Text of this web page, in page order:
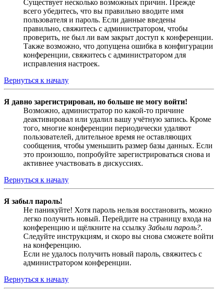
Существует несколько возможных причин. Прежде
всего убедитесь, что вы правильно вводите имя
пользователя и пароль. Если данные введены
правильно, свяжитесь с администратором, чтобы
проверить, не был ли вам закрыт доступ к конференции.
Также возможно, что допущена ошибка в конфигурации
конференции, свяжитесь с администратором для
исправления настроек.
Вернуться к началу
Я давно зарегистрирован, но больше не могу войти!
Возможно, администратор по какой-то причине
деактивировал или удалил вашу учётную запись. Кроме
того, многие конференции периодически удаляют
пользователей, длительное время не оставляющих
сообщения, чтобы уменьшить размер базы данных. Если
это произошло, попробуйте зарегистрироваться снова и
активнее участвовать в дискуссиях.
Вернуться к началу
Я забыл пароль!
Не паникуйте! Хотя пароль нельзя восстановить, можно
легко получить новый. Перейдите на страницу входа на
конференцию и щёлкните на ссылку Забыли пароль?.
Следуйте инструкциям, и скоро вы снова сможете войти
на конференцию.
Если не удалось получить новый пароль, свяжитесь с
администратором конференции.
Вернуться к началу